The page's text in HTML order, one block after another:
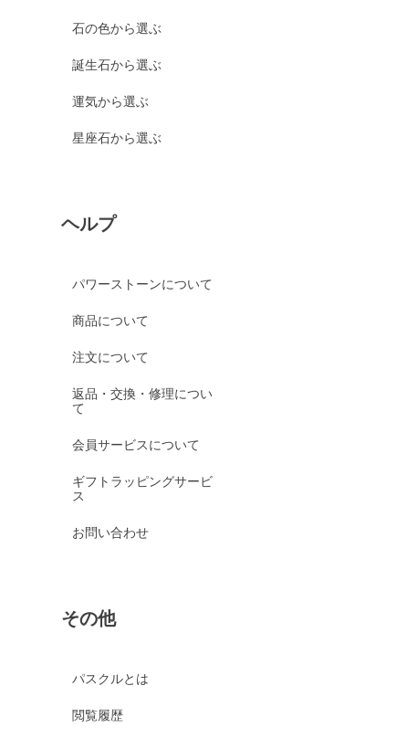
石の色から選ぶ
誕生石から選ぶ
運気から選ぶ
星座石から選ぶ
ヘルプ
パワーストーンについて
商品について
注文について
返品・交換・修理につい
て
会員サービスについて
ギフトラッピングサービ
ス
お問い合わせ
その他
パスクルとは
閲覧履歴